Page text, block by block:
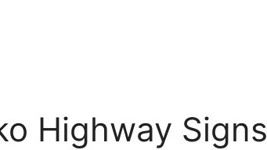
Highway Signs